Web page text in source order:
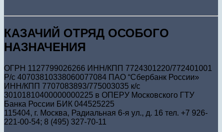
КАЗАЧИЙ ОТРЯД ОСОБОГО
НАЗНАЧЕНИЯ
ОГРН 1127799026266 ИНН/КПП 7724301220/772401001
Р/с 40703810338060077084 ПАО “Сбербанк России»
ИНН/КПП 7707083893/775003035 к/с
30101810400000000225 в ОПЕРУ Московского ГТУ
Банка России БИК 044525225
115404, г. Москва, Радиальная 6-я ул., д. 16 тел. +7 926-
221-00-54; 8 (495) 327-70-11